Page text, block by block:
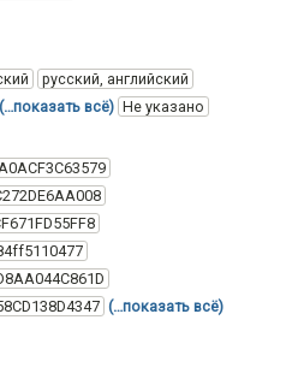
русский, английский
(…показать всё) Не указано
(…показать всё)